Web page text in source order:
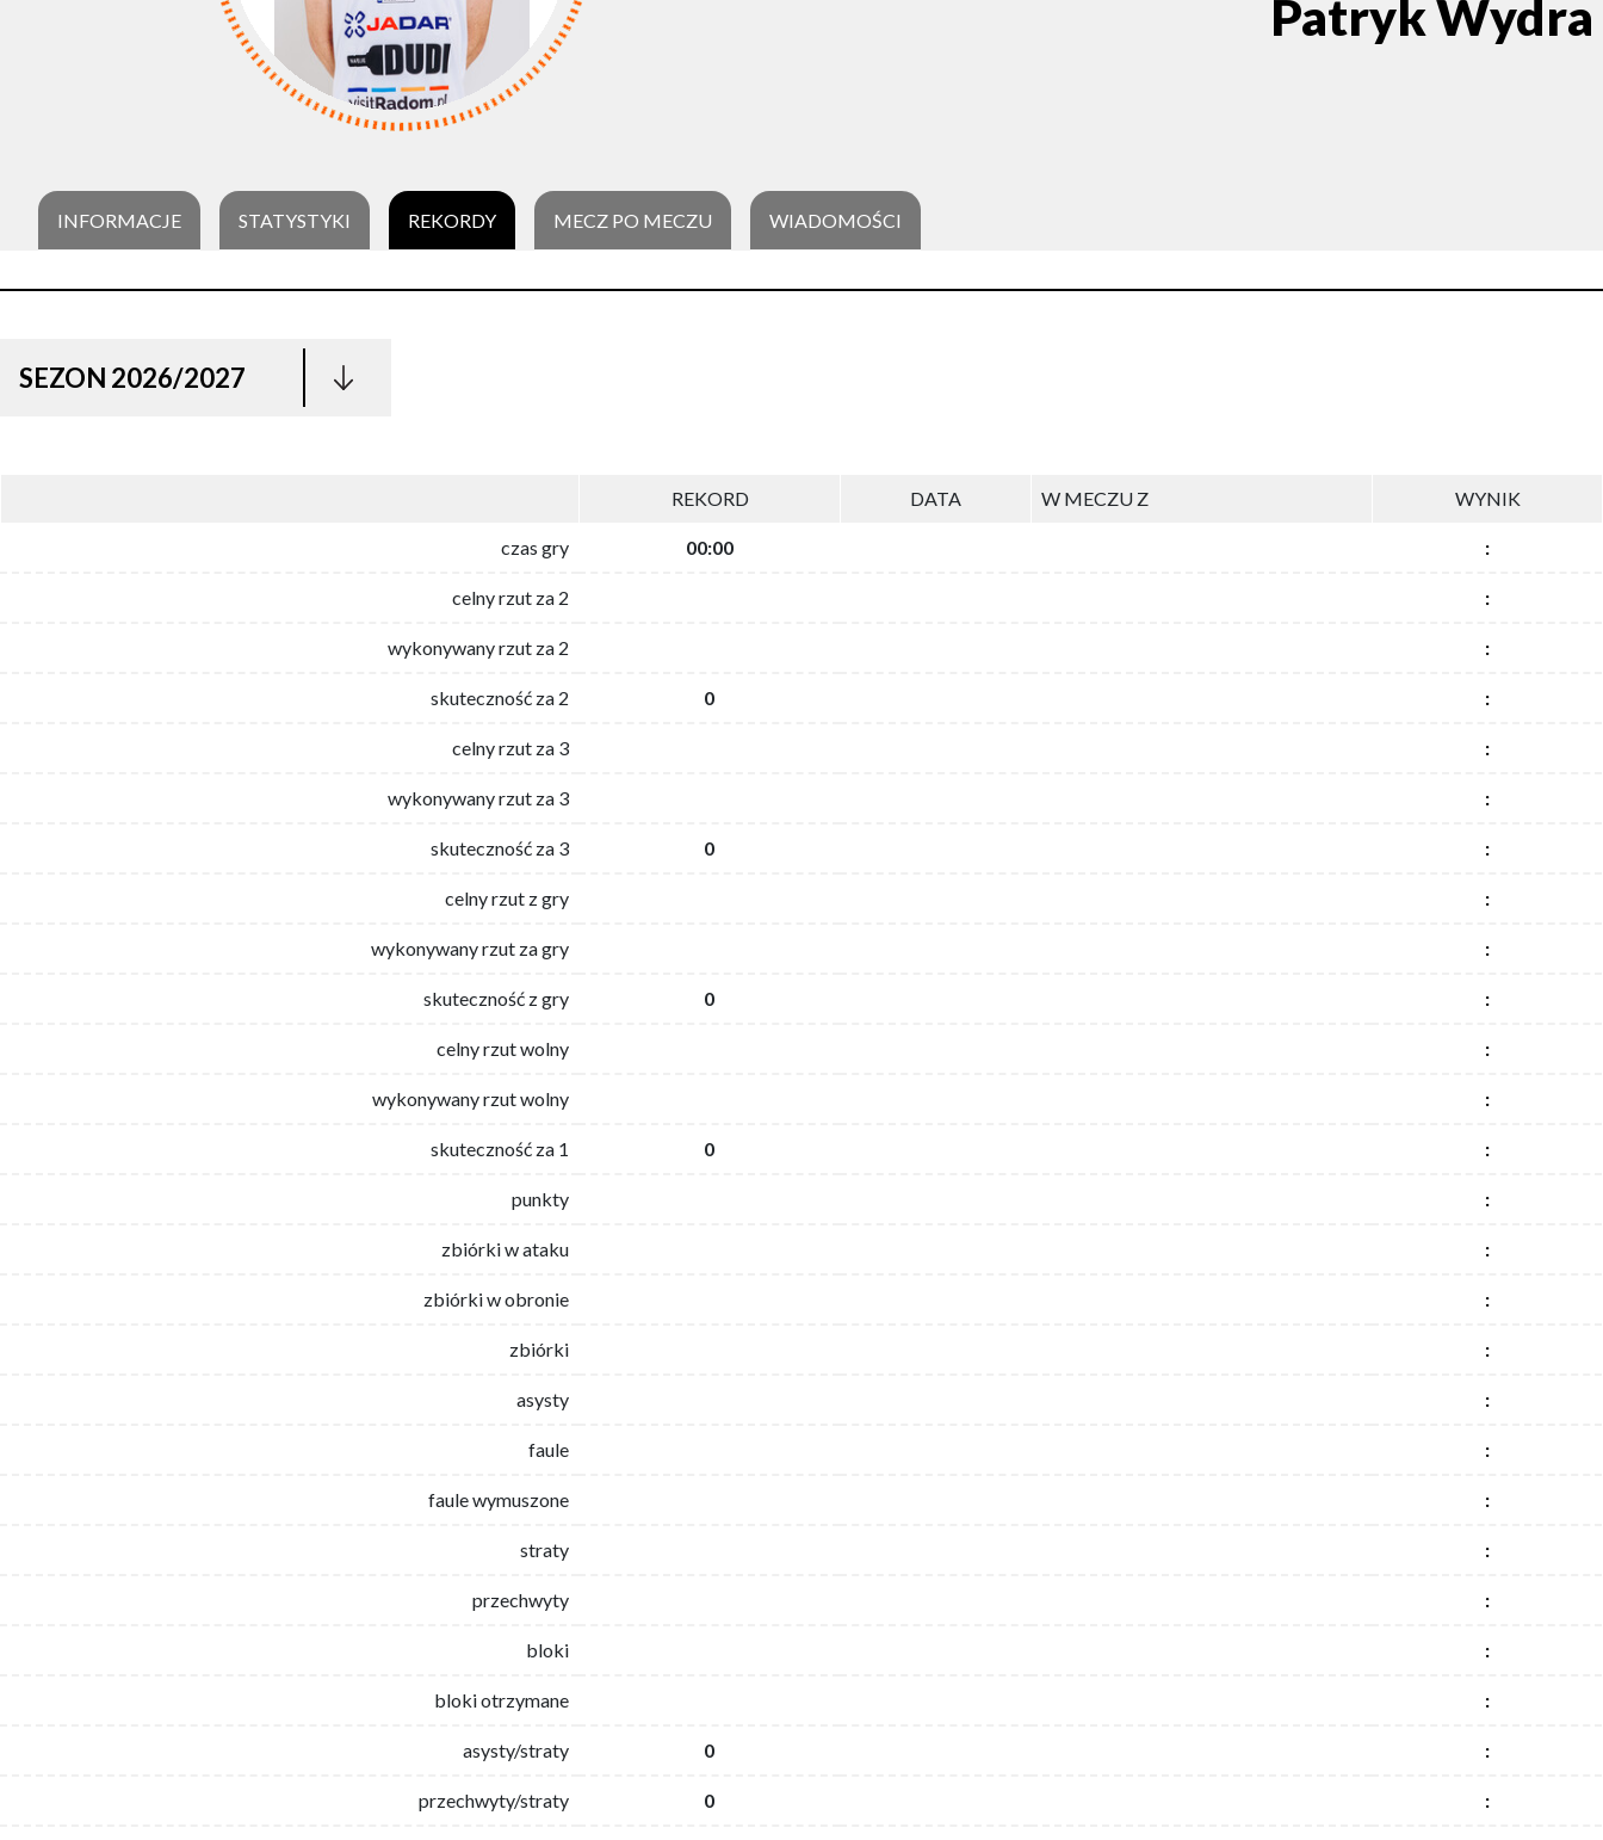
Patryk Wydra
INFORMACJE STATYSTYKI REKORDY MECZ PO MECZU WIADOMOŚCI
SEZON 2026/2027
REKORD DATA W MECZU Z WYNIK
czas gry 00:00 :
celny rzut za 2 :
wykonywany rzut za 2 :
skuteczność za 2 0 :
celny rzut za 3 :
wykonywany rzut za 3 :
skuteczność za 3 0 :
celny rzut z gry :
wykonywany rzut za gry :
skuteczność z gry 0 :
celny rzut wolny :
wykonywany rzut wolny :
skuteczność za 1 0 :
punkty :
zbiórki w ataku :
zbiórki w obronie :
zbiórki :
asysty :
faule :
faule wymuszone :
straty :
przechwyty :
bloki :
bloki otrzymane :
asysty/straty 0 :
przechwyty/straty 0 :